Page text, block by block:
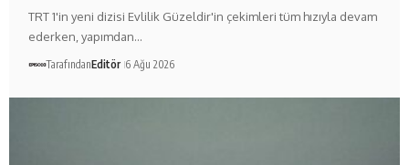
TRT 1'in yeni dizisi Evlilik Güzeldir'in çekimleri tüm hızıyla devam
ederken, yapımdan…
TarafındanEditör 6 Ağu 2026